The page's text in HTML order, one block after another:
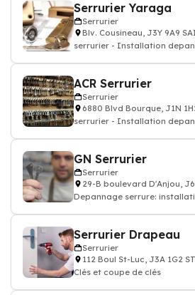
Serrurier Yaraga
Serrurier
Blv. Cousineau, J3Y 9A9
serrurier - Installation
ACR Serrurier
Serrurier
6880 Blvd Bourque, J1N
serrurier - Installation
GN Serrurier
Serrurier
29-B boulevard D'Anjou,
Depannage serrure:
Serrurier Drapeau
Serrurier
112 Boul St-Luc, J3A 1G2
Clés et coupe de clés